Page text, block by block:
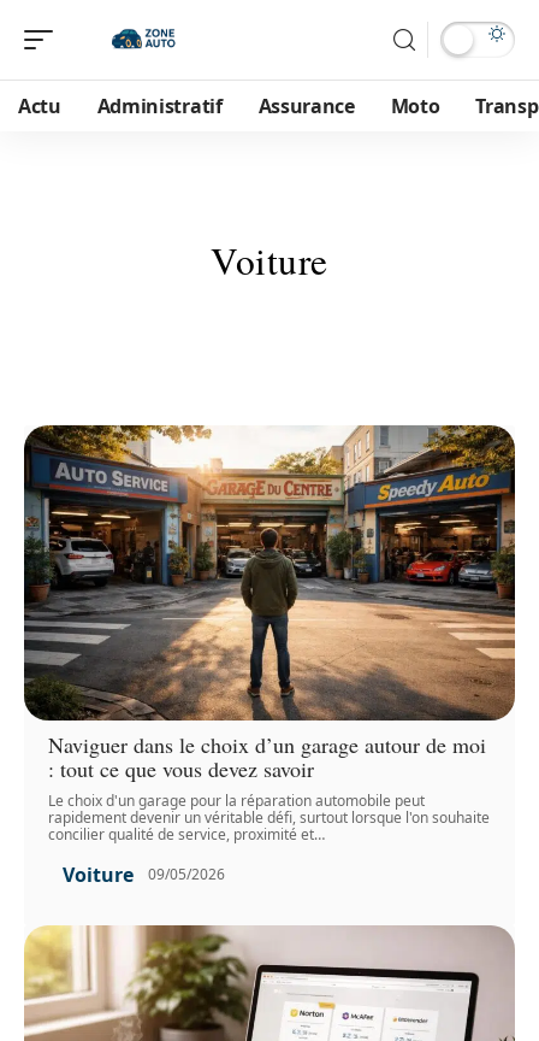
Actu Administratif Assurance Moto
Voiture
Naviguer dans le choix d’un garage autour de moi
: tout ce que vous devez savoir
Le choix d'un garage pour la réparation automobile peut
rapidement devenir un véritable défi, surtout lorsque l'on souhaite
concilier qualité de service, proximité et…
Voiture 09/05/2026